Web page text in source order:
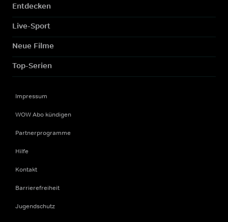
Entdecken
Live-Sport
Neue Filme
Top-Serien
Impressum
WOW Abo kündigen
Partnerprogramme
Hilfe
Kontakt
Barrierefreiheit
Jugendschutz